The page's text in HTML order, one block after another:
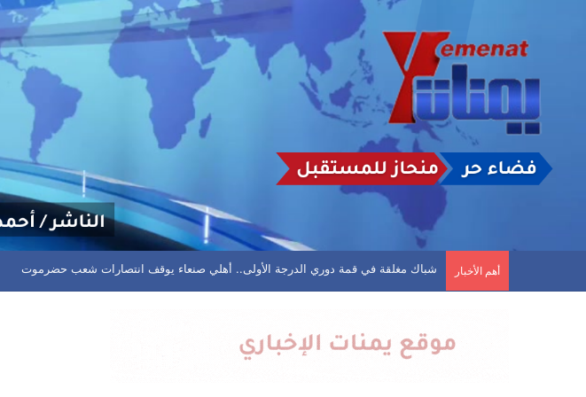
أهم الأخبار فلكي: أمطار على أجزاء واسعة من صنعاء بالتزامن مع تحسن نسبي للأمطار على مستوى البلاد